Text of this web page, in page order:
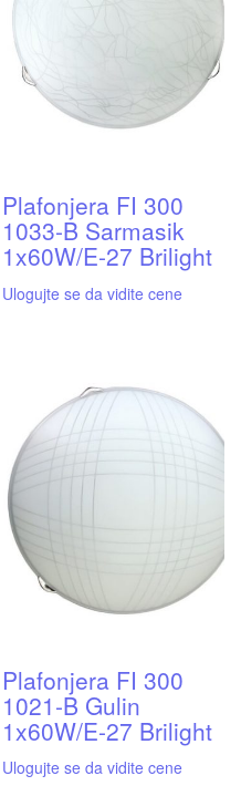
Plafonjera FI 300
1033-B Sarmasik
1x60W/E-27 Brilight
Ulogujte se da vidite cene
Plafonjera FI 300
1021-B Gulin
1x60W/E-27 Brilight
Ulogujte se da vidite cene